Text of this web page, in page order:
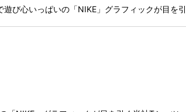
び心いっぱいの「NIKE」グラフィックが目を